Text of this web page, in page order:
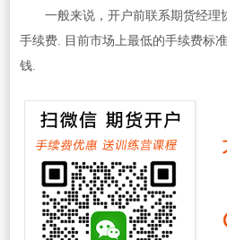
一般来说，开户前联系期货经理
手续费. 目前市场上最低的手续费标
钱.